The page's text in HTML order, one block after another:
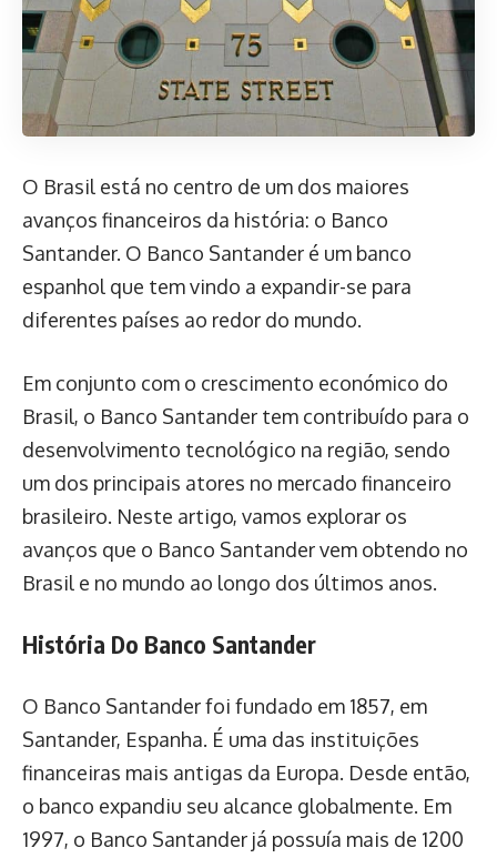
O Brasil está no centro de um dos maiores
avanços financeiros da história: o Banco
Santander. O Banco Santander é um banco
espanhol que tem vindo a expandir-se para
diferentes países ao redor do mundo.
Em conjunto com o crescimento económico do
Brasil, o Banco Santander tem contribuído para o
desenvolvimento tecnológico na região, sendo
um dos principais atores no mercado financeiro
brasileiro. Neste artigo, vamos explorar os
avanços que o Banco Santander vem obtendo no
Brasil e no mundo ao longo dos últimos anos.
História Do Banco Santander
O Banco Santander foi fundado em 1857, em
Santander, Espanha. É uma das instituições
financeiras mais antigas da Europa. Desde então,
o banco expandiu seu alcance globalmente. Em
1997, o Banco Santander já possuía mais de 1200